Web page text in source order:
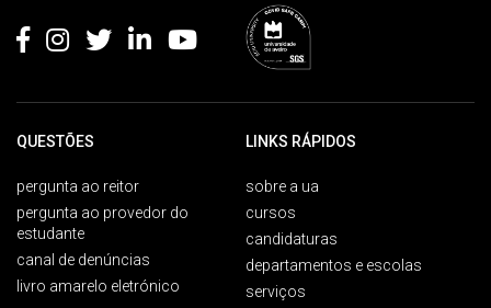
QUESTÕES
pergunta ao reitor
pergunta ao provedor do
estudante
canal de denúncias
livro amarelo eletrónico
LINKS RÁPIDOS
sobre a ua
cursos
candidaturas
departamentos e escolas
serviços